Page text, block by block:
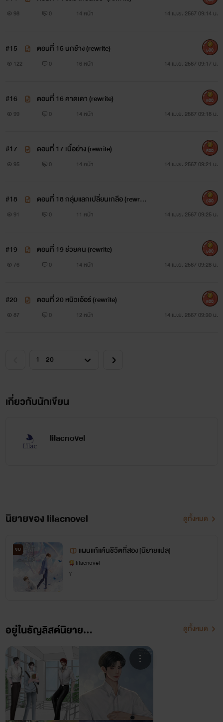
98 0 14 หน้า 14 เม.ย. 2567 09:14 น.
#15 ตอนที่ 15 นกช้าง (rewrite)
122 0 16 หน้า 14 เม.ย. 2567 09:17 น.
500
#16 ตอนที่ 16 คาดเดา (rewrite)
99 0 14 หน้า 14 เม.ย. 2567 09:18 น.
500
#17 ตอนที่ 17 เนื้อย่าง (rewrite)
95 0 14 หน้า 14 เม.ย. 2567 09:21 น.
500
#18
ตอนที่ 18 กลุ่มแลกเปลี่ยนเกลือ (rewrit
e)
91 0 11 หน้า 14 เม.ย. 2567 09:25 น.
500
#19 ตอนที่ 19 ช่วยคน (rewrite)
76 0 14 หน้า 14 เม.ย. 2567 09:28 น.
500
#20 ตอนที่ 20 หนิวเอ้อร์ (rewrite)
87 0 12 หน้า 14 เม.ย. 2567 09:30 น.
500
เกี่ยวกับนักเขียน
lilacnovel
นิยายของ lilacnovel ดูทั้งหมด
จบ แผนแก้แค้นชีวิตที่สอง [นิยายแปล]
lilacnovel
Y
อยู่ในธัญลิสต์นิยาย... ดูทั้งหมด